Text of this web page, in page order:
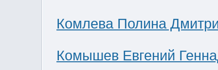
Комлева Полина
Комышев Евгений